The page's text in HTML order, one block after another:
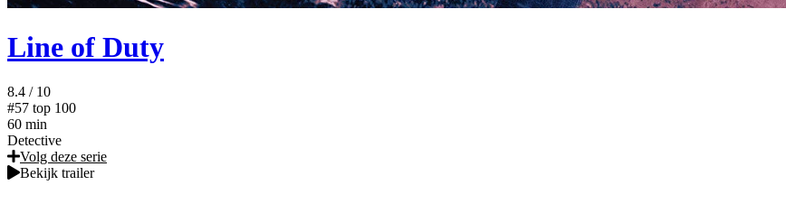
Line of Duty
8.4 / 10
#57 top 100
60 min
Detective
Volg deze serie
Bekijk trailer